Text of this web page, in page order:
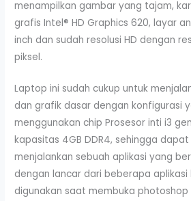
menampilkan gambar yang tajam,
grafis Intel® HD Graphics 620, layar
inch dan sudah resolusi HD dengan
piksel.
Laptop ini sudah cukup untuk
dan grafik dasar dengan konfigurasi
menggunakan chip Prosesor inti i3
kapasitas 4GB DDR4, sehingga
menjalankan sebuah aplikasi yang
dengan lancar dari beberapa aplikasi
digunakan saat membuka